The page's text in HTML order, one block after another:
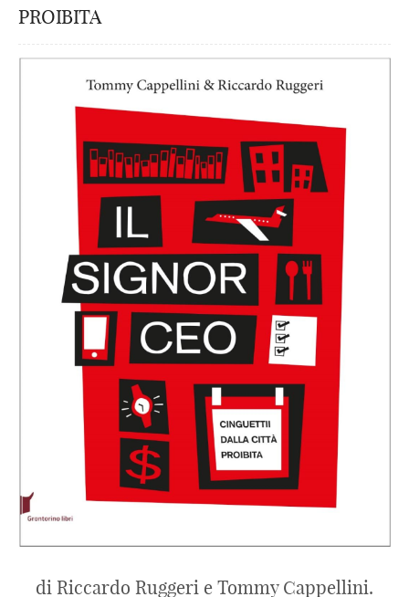
PROIBITA
di Riccardo Ruggeri e Tommy Cappellini.